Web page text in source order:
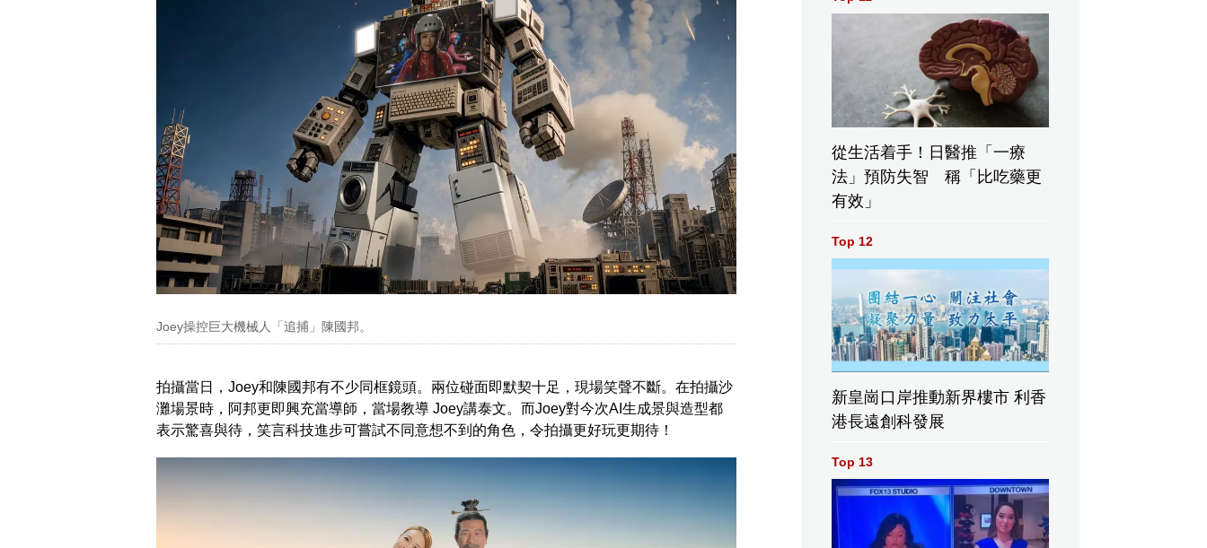
Joey操控巨大機械人「追捕」陳國邦。
拍攝當日，Joey和陳國邦有不少同框鏡頭。兩位碰面即默契十足，現場笑聲不斷。在拍攝沙
灘場景時，阿邦更即興充當導師，當場教導 Joey講泰文。而Joey對今次AI生成景與造型都
表示驚喜與待，笑言科技進步可嘗試不同意想不到的角色，令拍攝更好玩更期待！
從生活着手！日醫推「一療
法」預防失智 稱「比吃藥更
有效」
Top 12
新皇崗口岸推動新界樓市 利香
港長遠創科發展
Top 13